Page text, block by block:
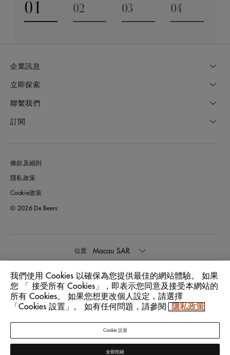
01
Go to slide 1
02
03
04
企業訊息
立即探索
聯繫我們
訂閱
條款及細則
隱私政策
Cookie政策
© 2026 De Beers
位置: Macau SAR
語言: 中文
我們使用 Cookies 以確保為您提供最佳的網站體驗。 如果
您 「 接受所有 Cookies」，即表示您同意及接受本網站的
所有 Cookies。 如果您想更改個人設定，請選擇
「Cookies 設置」。 如有任何問題，請參閱
隱私政策
Cookie 設置
全部拒絕